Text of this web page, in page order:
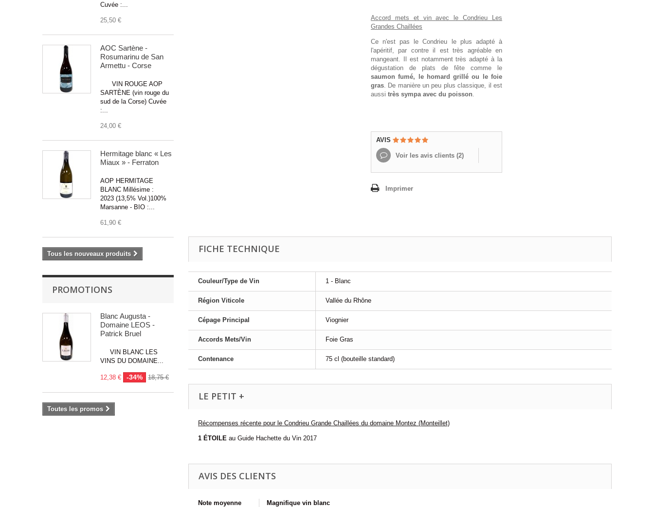
Cuvée :...
25,50 €
AOC Sartène -
Rosumarinu de San
Armettu - Corse
VIN ROUGE AOP
SARTÈNE (vin rouge du
sud de la Corse) Cuvée
:...
24,00 €
Hermitage blanc « Les
Miaux » - Ferraton
AOP HERMITAGE
BLANC Millésime :
2023 (13,5% Vol.)100%
Marsanne - BIO :...
61,90 €
Tous les nouveaux produits
PROMOTIONS
Blanc Augusta -
Domaine LEOS -
Patrick Bruel
VIN BLANC LES
VINS DU DOMAINE...
12,38 € -34% 18,75 €
Toutes les promos
Accord mets et vin avec le Condrieu Les
Grandes Chaillées
Ce n'est pas le Condrieu le plus adapté à
l'apéritif, par contre il est très agréable en
mangeant. Il est notamment très adapté à la
dégustation de plats de fête comme le
saumon fumé, le homard grillé ou le foie
gras . De manière un peu plus classique, il est
aussi très sympa avec du poisson
AVIS
Voir les avis clients (2)
Imprimer
FICHE TECHNIQUE
Couleur/Type de Vin 1 - Blanc
Région Viticole Vallée du Rhône
Cépage Principal Viognier
Accords Mets/Vin Foie Gras
Contenance 75 cl (bouteille standard)
LE PETIT +
Récompenses récente pour le Condrieu Grande Chaillées du domaine Montez (Monteillet)
1 ÉTOILE au Guide Hachette du Vin 2017
AVIS DES CLIENTS
Note moyenne
Magnifique vin blanc